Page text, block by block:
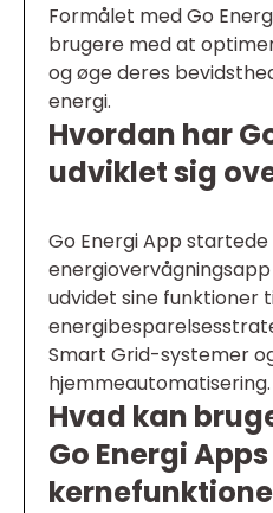
Formålet med Go
brugere med at
og øge deres
energi.
Hvordan har
udviklet sig
Go Energi App
udvidet sine funktioner
Smart Grid-systemer
hjemmeautomatisering.
Hvad kan
Go Energi Apps